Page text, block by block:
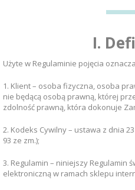
I.
Użyte w Regulaminie pojęcia
1. Klient – osoba fizyczna, osoba
nie będącą osobą prawną, której
zdolność prawną, która dokonuje
2. Kodeks Cywilny – ustawa z dnia
93 ze zm.);
3. Regulamin – niniejszy Regulamin
elektroniczną w ramach sklepu